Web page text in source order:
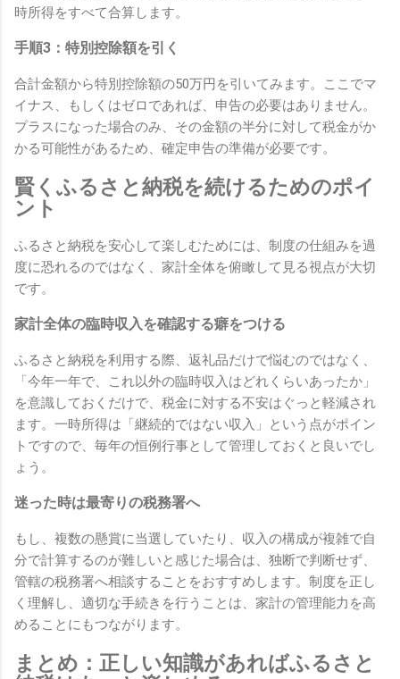
時所得をすべて合算します。
手順3：特別控除額を引く
合計金額から特別控除額の50万円を引いてみます。ここでマ
イナス、もしくはゼロであれば、申告の必要はありません。
プラスになった場合のみ、その金額の半分に対して税金がか
かる可能性があるため、確定申告の準備が必要です。
賢くふるさと納税を続けるためのポイ
ント
ふるさと納税を安心して楽しむためには、制度の仕組みを過
度に恐れるのではなく、家計全体を俯瞰して見る視点が大切
です。
家計全体の臨時収入を確認する癖をつける
ふるさと納税を利用する際、返礼品だけで悩むのではなく、
「今年一年で、これ以外の臨時収入はどれくらいあったか」
を意識しておくだけで、税金に対する不安はぐっと軽減され
ます。一時所得は「継続的ではない収入」という点がポイン
トですので、毎年の恒例行事として管理しておくと良いでし
ょう。
迷った時は最寄りの税務署へ
もし、複数の懸賞に当選していたり、収入の構成が複雑で自
分で計算するのが難しいと感じた場合は、独断で判断せず、
管轄の税務署へ相談することをおすすめします。制度を正し
く理解し、適切な手続きを行うことは、家計の管理能力を高
めることにもつながります。
まとめ：正しい知識があればふるさと